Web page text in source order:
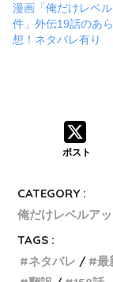
漫画「俺だけレベ
件」外伝19話のあ
想！ネタバレ有り
ポスト
CATEGORY :
俺だけレベルア
TAGS :
ネタバレ
最